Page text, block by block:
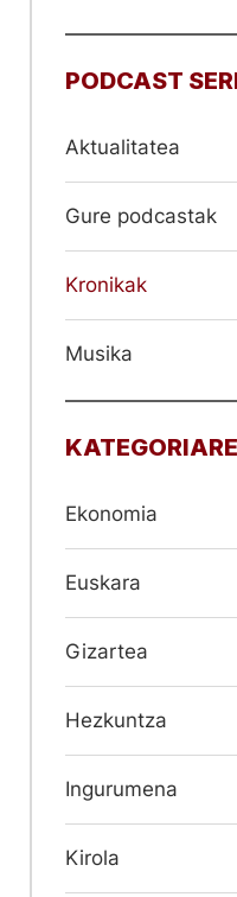
PODCAST
Aktualitatea
Gure podcastak
Kronikak
Musika
Ekonomia
Euskara
Gizartea
Hezkuntza
Ingurumena
Kirola